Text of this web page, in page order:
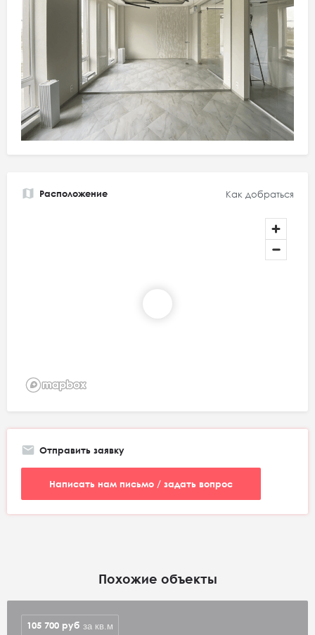
Расположение Как добраться
Отправить заявку
Написать нам письмо / задать вопрос
Похожие объекты
105 700 руб за кв.м